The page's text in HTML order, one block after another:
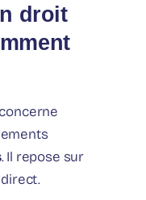
droit
. Il repose sur